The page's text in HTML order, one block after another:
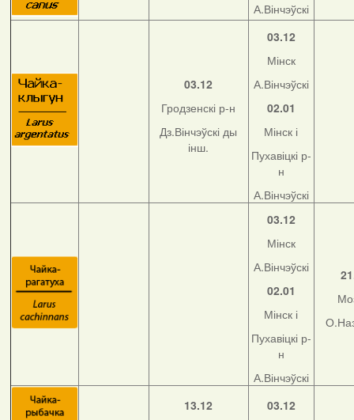
А.Вінчэўскі
03.12
Гродзенскі р-н
Дз.Вінчэўскі ды
інш.
03.12
Мінск
А.Вінчэўскі
02.01
Мінск і
Пухавіцкі р-
н
А.Вінчэўскі
03.12
Мінск
А.Вінчэўскі
02.01
Мінск і
Пухавіцкі р-
н
А.Вінчэўскі
13.12
03.12